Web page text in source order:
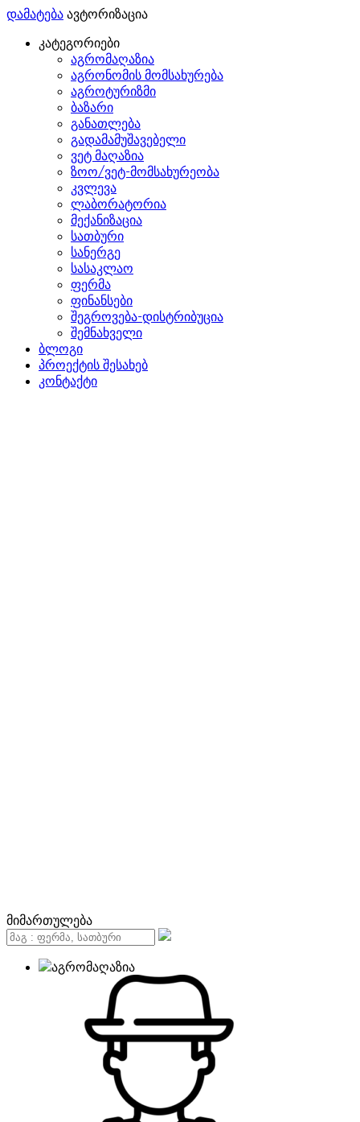
დამატება ავტორიზაცია
კატეგორიები
აგრომაღაზია
აგრონომის მომსახურება
აგროტურიზმი
ბაზარი
განათლება
გადამამუშავებელი
ვეტ მაღაზია
ზოო/ვეტ-მომსახურეობა
კვლევა
ლაბორატორია
მექანიზაცია
სათბური
სანერგე
სასაკლაო
ფერმა
ფინანსები
შეგროვება-დისტრიბუცია
შემნახველი
ბლოგი
პროექტის შესახებ
კონტაქტი
მიმართულება
აგრომაღაზია